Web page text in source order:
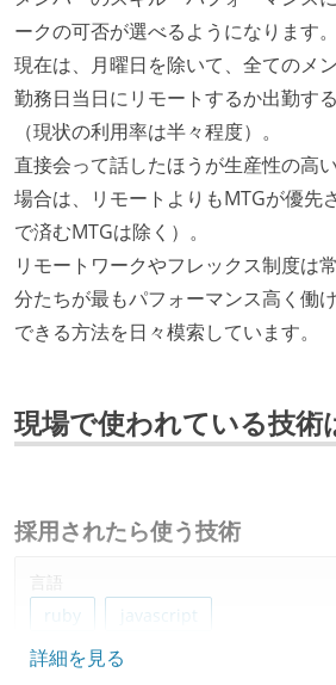
ークの可否が選べるようになります。
現在は、月曜日を除いて、全てのメ
勤務日当日にリモートするか出勤す
（現状の利用率は半々程度）。
直接会って話したほうが生産性の高
場合は、リモートよりもMTGが優先
で済むMTGは除く）。
リモートワークやフレックス制度は
分たちが最もパフォーマンス高く働
できる方法を日々模索しています。
現場で使われている技術
採用されたら使う技術
言語
ruby
javascript
フレームワーク
詳細を見る